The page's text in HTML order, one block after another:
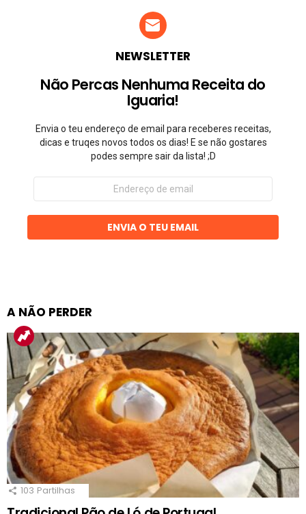
NEWSLETTER
Não Percas Nenhuma Receita do
Iguaria!
Envia o teu endereço de email para receberes receitas,
dicas e truqes novos todos os dias! E se não gostares
podes sempre sair da lista! ;D
Endereço
email
ENVIA O TEU EMAIL
A NÃO PERDER
103 Partilhas